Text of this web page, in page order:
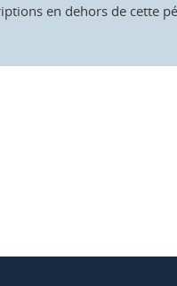
en dehors de cette